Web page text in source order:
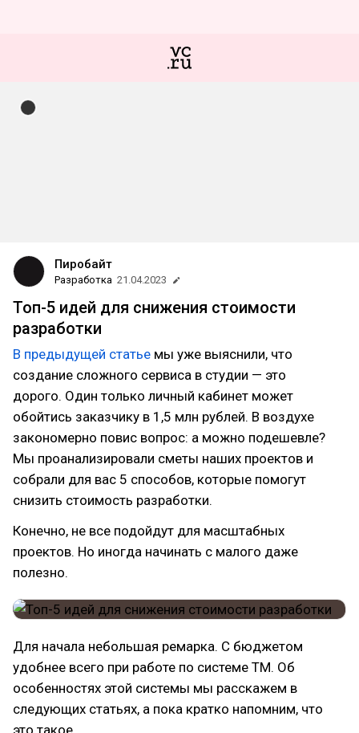
Пиробайт
Разработка 21.04.2023
Топ-5 идей для снижения стоимости
разработки
В предыдущей статье мы уже выяснили, что
создание сложного сервиса в студии — это
дорого. Один только личный кабинет может
обойтись заказчику в 1,5 млн рублей. В воздухе
закономерно повис вопрос: а можно подешевле?
Мы проанализировали сметы наших проектов и
собрали для вас 5 способов, которые помогут
снизить стоимость разработки.
Конечно, не все подойдут для масштабных
проектов. Но иногда начинать с малого даже
полезно.
Для начала небольшая ремарка. С бюджетом
удобнее всего при работе по системе ТМ. Об
особенностях этой системы мы расскажем в
следующих статьях, а пока кратко напомним, что
это такое.